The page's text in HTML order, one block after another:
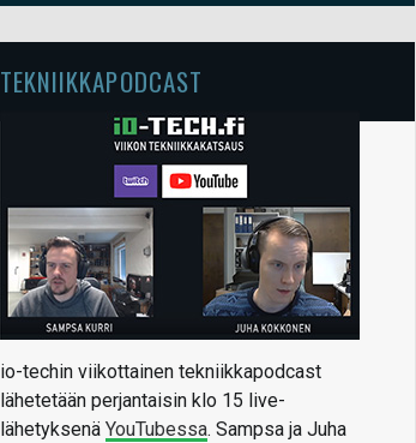
TEKNIIKKAPODCAST
io-techin viikottainen tekniikkapodcast
lähetetään perjantaisin klo 15 live-
lähetyksenä YouTubessa. Sampsa ja Juha